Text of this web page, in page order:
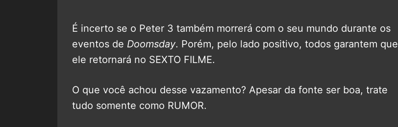
É incerto se o Peter 3 também morrerá com o seu mundo durante os
eventos de Doomsday. Porém, pelo lado positivo, todos garantem que
ele retornará no SEXTO FILME.
O que você achou desse vazamento? Apesar da fonte ser boa, trate
tudo somente como RUMOR.